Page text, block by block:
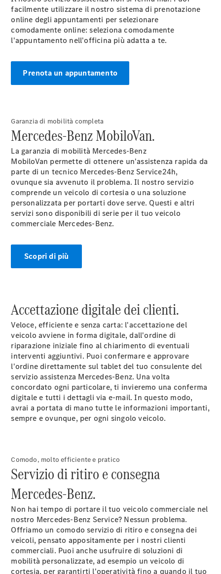
Novità
Fornitore
facilmente utilizzare il nostro sistema di prenotazione
online degli appuntamenti per selezionare
comodamente online: seleziona comodamente
l'appuntamento nell'officina più adatta a te.
Prenota un appuntamento
Garanzia di mobilità completa
Mercedes-Benz MobiloVan.
La garanzia di mobilità Mercedes-Benz
MobiloVan permette di ottenere un'assistenza rapida da
parte di un tecnico Mercedes-Benz Service24h,
ovunque sia avvenuto il problema. Il nostro servizio
comprende un veicolo di cortesia o una soluzione
personalizzata per portarti dove serve. Questi e altri
servizi sono disponibili di serie per il tuo veicolo
commerciale Mercedes-Benz.
Scopri di più
Accettazione digitale dei clienti.
Veloce, efficiente e senza carta: l'accettazione del
veicolo avviene in forma digitale, dall'ordine di
riparazione iniziale fino al chiarimento di eventuali
interventi aggiuntivi. Puoi confermare e approvare
l'ordine direttamente sul tablet del tuo consulente del
servizio assistenza Mercedes-Benz. Una volta
concordato ogni particolare, ti invieremo una conferma
digitale e tutti i dettagli via e-mail. In questo modo,
avrai a portata di mano tutte le informazioni importanti,
sempre e ovunque, per ogni singolo veicolo.
Comodo, molto efficiente e pratico
Servizio di ritiro e consegna
Mercedes-Benz.
Non hai tempo di portare il tuo veicolo commerciale nel
nostro Mercedes-Benz Service? Nessun problema.
Offriamo un comodo servizio di ritiro e consegna dei
veicoli, pensato appositamente per i nostri clienti
commerciali. Puoi anche usufruire di soluzioni di
mobilità personalizzate, ad esempio un veicolo di
cortesia, per garantirti l'operatività fino a quando il tuo